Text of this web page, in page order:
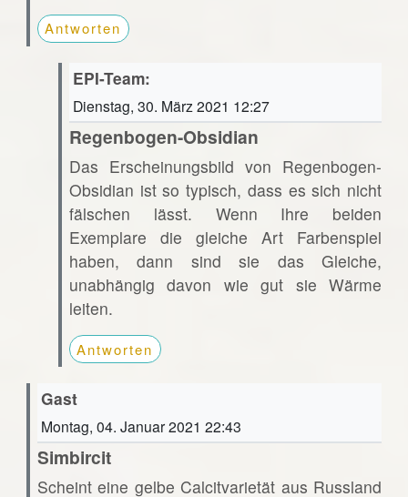
Antworten
EPI-Team:
Dienstag, 30. März 2021 12:27
Regenbogen-Obsidian
Das Erscheinungsbild von Regenbogen-
Obsidian ist so typisch, dass es sich nicht
fälschen lässt. Wenn Ihre beiden
Exemplare die gleiche Art Farbenspiel
haben, dann sind sie das Gleiche,
unabhängig davon wie gut sie Wärme
leiten.
Antworten
Gast
Montag, 04. Januar 2021 22:43
Simbircit
Scheint eine gelbe Calcitvarietät aus Russland